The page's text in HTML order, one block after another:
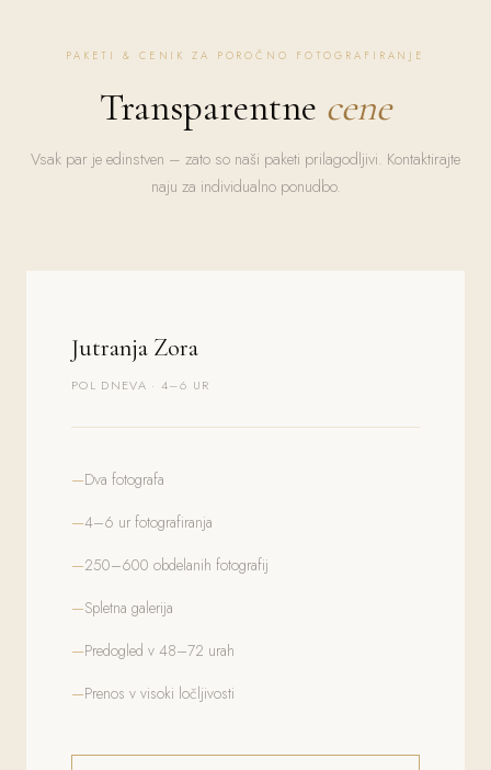
PAKETI & CENIK ZA POROČNO FOTOGRAFIRANJE
Transparentne cene
Vsak par je edinstven – zato so naši paketi prilagodljivi. Kontaktirajte
naju za individualno ponudbo.
Jutranja Zora
POL DNEVA · 4–6 UR
Dva fotografa
4–6 ur fotografiranja
250–600 obdelanih fotografij
Spletna galerija
Predogled v 48–72 urah
Prenos v visoki ločljivosti